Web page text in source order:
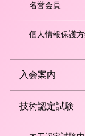
名誉会員
個人情報保護
入会案内
技術認定試験